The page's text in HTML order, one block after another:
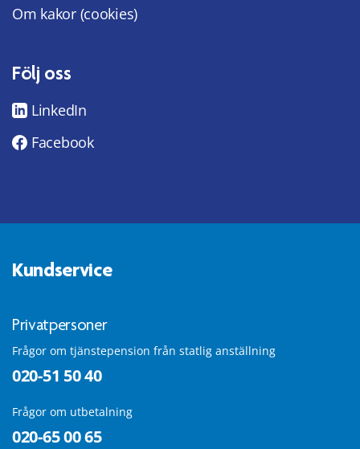
Om kakor (cookies)
Följ oss
LinkedIn
Facebook
Kundservice
Privatpersoner
Frågor om tjänstepension från statlig anställning
020-51 50 40
Frågor om utbetalning
020-65 00 65